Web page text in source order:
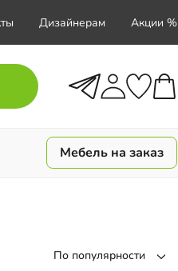
Дизайнерам Акции %
Мебель на заказ
По популярности